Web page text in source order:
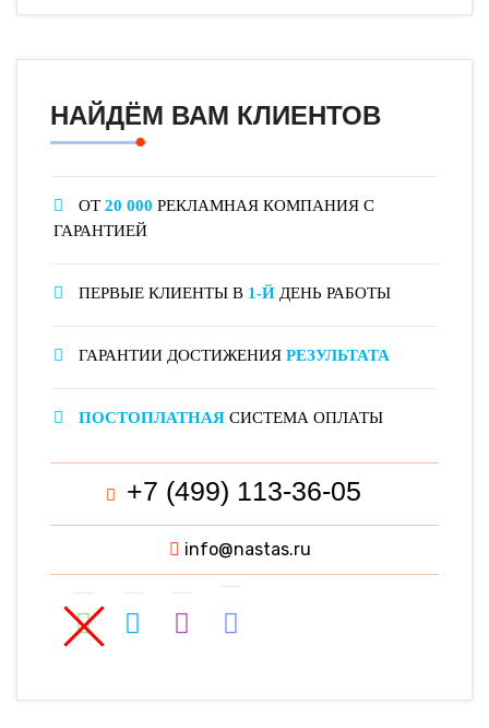
НАЙДЁМ ВАМ КЛИЕНТОВ
ОТ 20 000 РЕКЛАМНАЯ КОМПАНИЯ С
ГАРАНТИЕЙ
ПЕРВЫЕ КЛИЕНТЫ В 1-Й ДЕНЬ РАБОТЫ
ГАРАНТИИ ДОСТИЖЕНИЯ РЕЗУЛЬТАТА
ПОСТОПЛАТНАЯ СИСТЕМА ОПЛАТЫ
+7 (499) 113-36-05
info@nastas.ru